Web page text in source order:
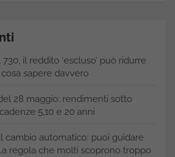
il reddito ‘escluso’ può ridurre
sapere davvero
28 maggio: rendimenti sotto
5,10 e 20 anni
cambio automatico: puoi guidare
regola che molti scoprono troppo